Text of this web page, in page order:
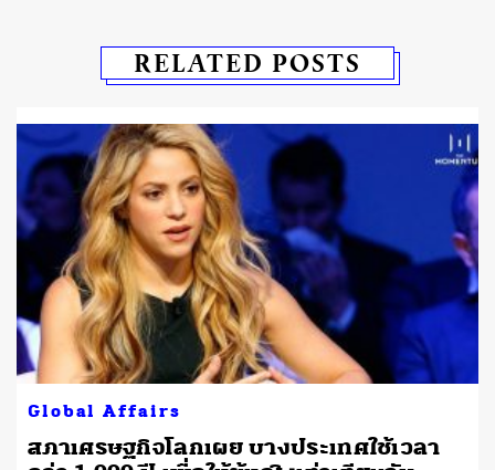
RELATED POSTS
Global Affairs
สภาเศรษฐกิจโลกเผย บางประเทศใช้เวลา